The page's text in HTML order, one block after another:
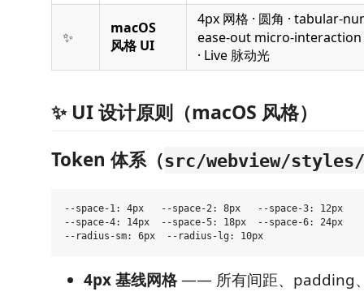
✨
macOS
风格 UI
4px 网格 · 圆角 · tabular-
ease-out micro-interaction
· Live 脉动光
✨ UI 设计原则（macOS 风格）
Token 体系（src/webview/
--space-1: 4px   --space-2: 8px   --space-3: 12px
--space-4: 14px  --space-5: 18px  --space-6: 24px
4px 基线网格—— 所有间距、padding